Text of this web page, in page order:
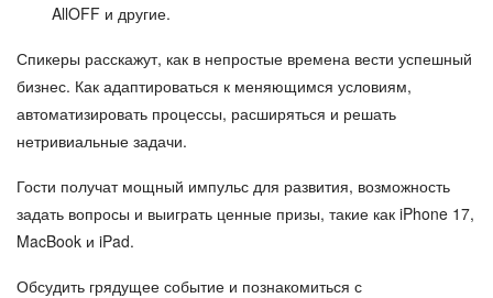
AllOFF и другие.
Спикеры расскажут, как в непростые времена вести успешный
бизнес. Как адаптироваться к меняющимся условиям,
автоматизировать процессы, расширяться и решать
нетривиальные задачи.
Гости получат мощный импульс для развития, возможность
задать вопросы и выиграть ценные призы, такие как iPhone 17,
MacBook и iPad.
Обсудить грядущее событие и познакомиться с